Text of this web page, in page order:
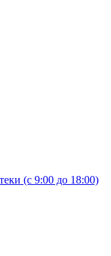
(с 9:00 до 18:00)